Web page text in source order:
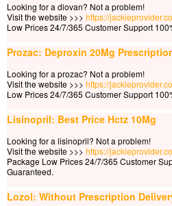
La
elle
En
«
Looking for a diovan? Not a problem!
Visit the website >>> https://
Low Prices 24/7/365 Customer Support
Prozac: Deproxin 20Mg
Looking for a prozac? Not a problem!
Visit the website >>> https://
Low Prices 24/7/365 Customer Support
Lisinopril: Best Price Hctz 10Mg
Looking for a lisinopril? Not a problem!
Visit the website >>> https://
Package Low Prices 24/7/365 Customer
Guaranteed.
Lozol: Without Prescription